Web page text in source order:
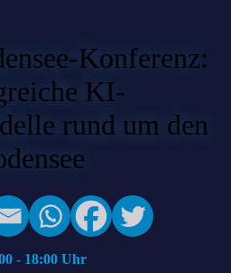
Konferenz:
KI-
rund um den
- 18:00